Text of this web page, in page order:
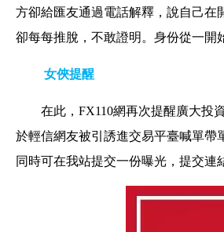
方卻給匯友通過電話解釋，說自己在
卻每每推脫，不敢證明。身份從一開
女俠提醒
在此，FX110網再次提醒廣大投
於輕信網友被引誘進交易平臺喊單帶
同時可在我站提交一份曝光，提交連